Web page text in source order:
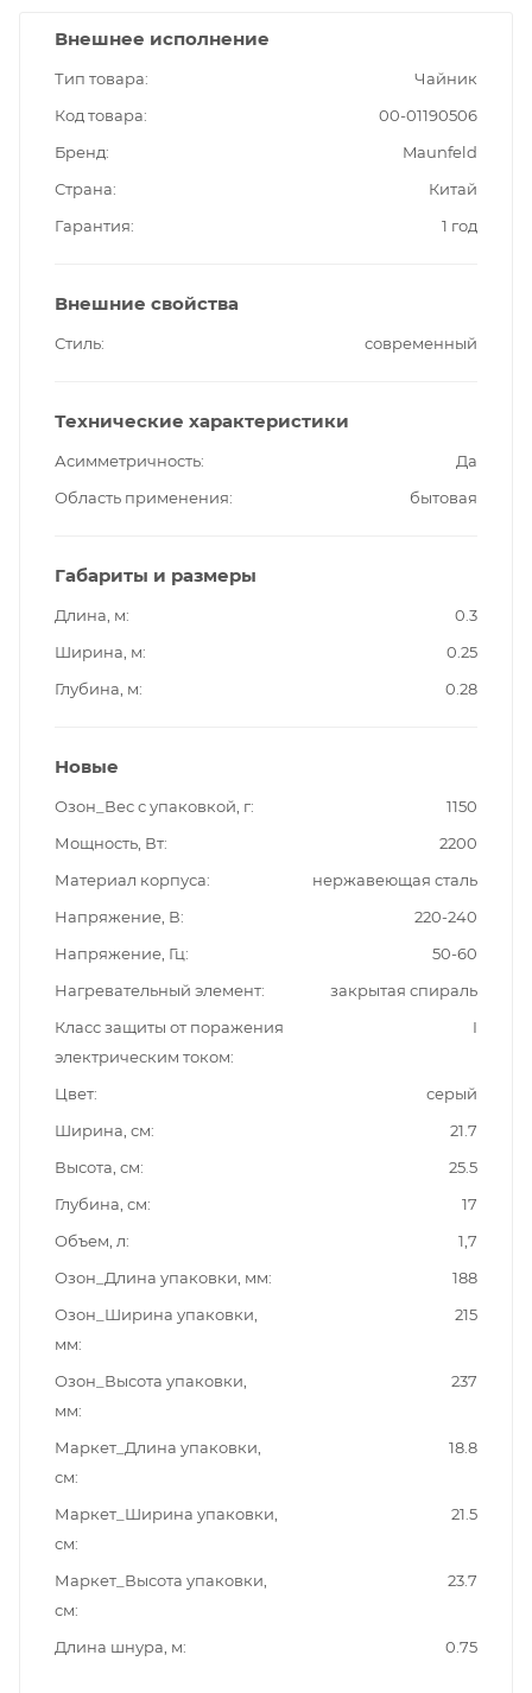
Внешнее исполнение
Тип товара
Чайник
Код товара
00-01190506
Бренд
Maunfeld
Страна
Китай
Гарантия
1 год
Внешние свойства
Стиль современный
Технические характеристики
Асимметричность
Да
Область применения
бытовая
Габариты и размеры
Длина, м
0.3
Ширина, м
0.25
Глубина, м
0.28
Новые
Озон_Вес с упаковкой, г
1150
Мощность, Вт
2200
Материал корпуса
нержавеющая сталь
Напряжение, В
220-240
Напряжение, Гц
50-60
Нагревательный элемент
закрытая спираль
Класс защиты от поражения
электрическим током
I
Цвет
серый
Ширина, см
21.7
Высота, см
25.5
Глубина, см
17
Объем, л
1,7
Озон_Длина упаковки, мм
188
Озон_Ширина упаковки,
мм
215
Озон_Высота упаковки,
мм
237
Маркет_Длина упаковки,
см
18.8
Маркет_Ширина упаковки,
см
21.5
Маркет_Высота упаковки,
см
23.7
Длина шнура, м 0.75